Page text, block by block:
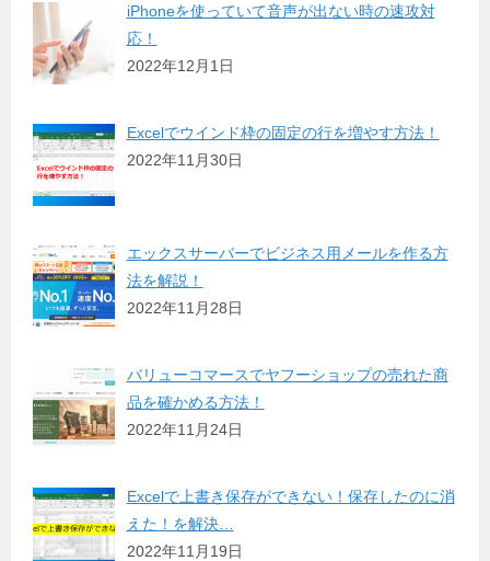
iPhoneを使っていて音声が出ない時の速攻対
応！
2022年12月1日
Excelでウインド枠の固定の行を増やす方法！
2022年11月30日
エックスサーバーでビジネス用メールを作る方
法を解説！
2022年11月28日
バリューコマースでヤフーショップの売れた商
品を確かめる方法！
2022年11月24日
Excelで上書き保存ができない！保存したのに消
えた！を解決…
2022年11月19日